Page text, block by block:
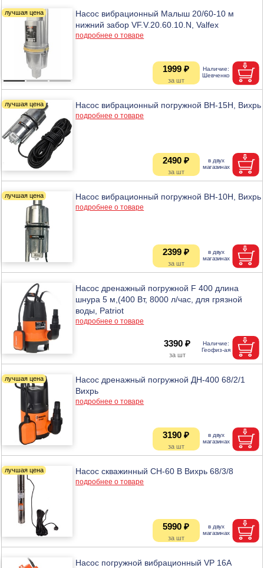
Насос вибрационный Малыш 20/60-10 м
нижний забор VF.V.20.60.10.N, Valfex
подробнее о товаре
1999 ₽
Насос вибрационный погружной ВН-15Н, Вихрь
подробнее о товаре
2490 ₽
Насос вибрационный погружной ВН-10Н, Вихрь
подробнее о товаре
2399 ₽
Насос дренажный погружной F 400 длина
шнура 5 м,(400 Вт, 8000 л/час, для грязной
воды, Patriot
подробнее о товаре
3390 ₽
Насос дренажный погружной ДН-400 68/2/1
Вихрь
подробнее о товаре
3190 ₽
Насос скважинный СН-60 В Вихрь 68/3/8
подробнее о товаре
5990 ₽
Насос погружной вибрационный VP 16A